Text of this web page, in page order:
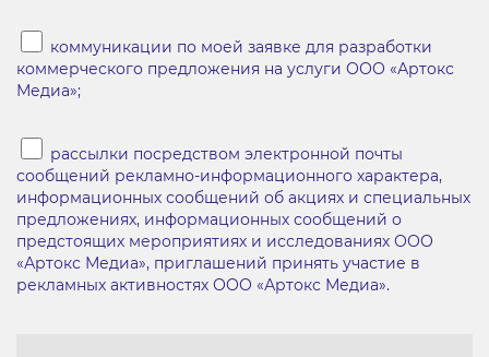
коммуникации по моей заявке для разработки
коммерческого предложения на услуги ООО «Артокс
Медиа»;
рассылки посредством электронной почты
сообщений рекламно-информационного характера,
информационных сообщений об акциях и специальных
предложениях, информационных сообщений о
предстоящих мероприятиях и исследованиях ООО
«Артокс Медиа», приглашений принять участие в
рекламных активностях ООО «Артокс Медиа».